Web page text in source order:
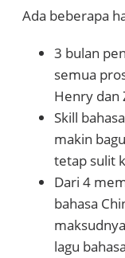
Ada beberapa
3 bulan
semua
Henry dan
Skill
makin
tetap sulit
Dari 4
bahasa
lagu